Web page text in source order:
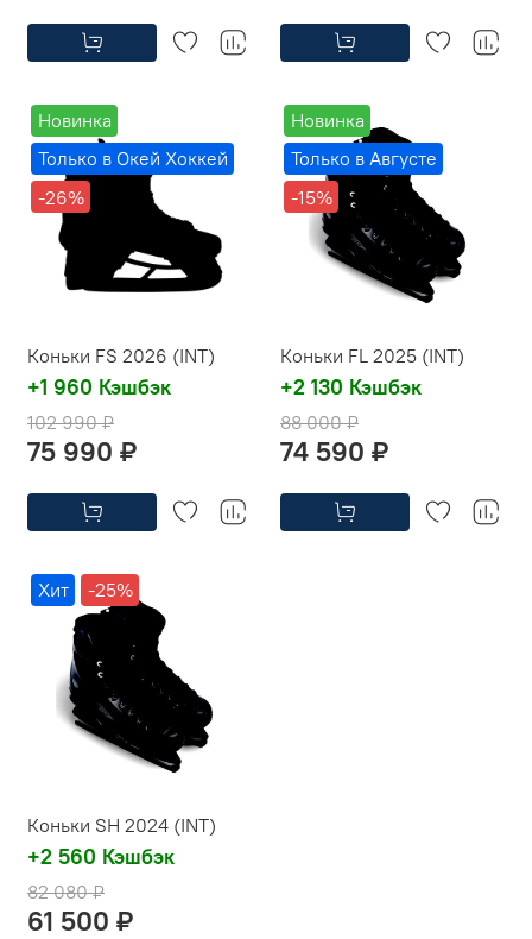
Новинка
Только в Окей Хоккей
-26%
Коньки FS 2026 (INT)
+1 960 Кэшбэк
102 990 ₽
75 990 ₽
Новинка
Только в Августе
-15%
Коньки FL 2025 (INT)
+2 130 Кэшбэк
88 000 ₽
74 590 ₽
Хит -25%
Коньки SH 2024 (INT)
+2 560 Кэшбэк
82 080 ₽
61 500 ₽